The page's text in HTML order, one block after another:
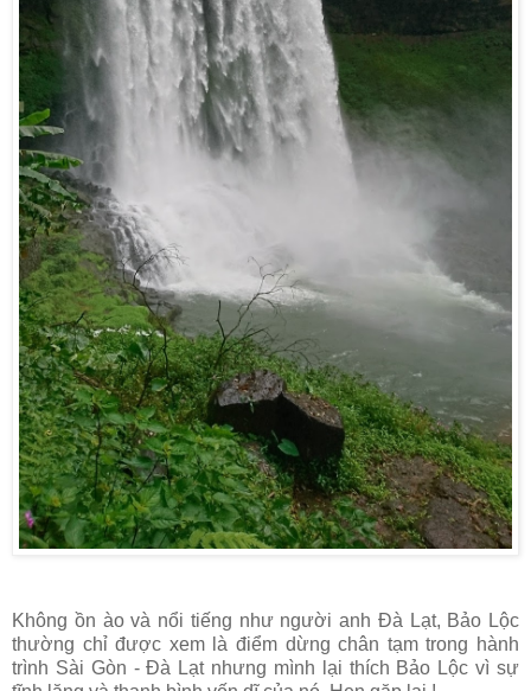
Không ồn ào và nổi tiếng như người anh Đà Lạt, Bảo Lộc
thường chỉ được xem là điểm dừng chân tạm trong hành
trình Sài Gòn - Đà Lạt nhưng mình lại thích Bảo Lộc vì sự